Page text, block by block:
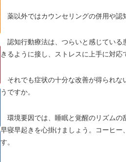
薬以外ではカウンセリングの併用や認
認知行動療法は、つらいと感じている
きるように接し、ストレスに上手に対応
それでも症状の十分な改善が得られな
うですか。
環境要因では、睡眠と覚醒のリズムの
早寝早起きを心掛けましょう。コーヒ
す。